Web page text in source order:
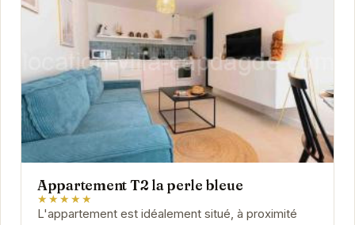
Appartement T2 la perle bleue
★★★★★
L'appartement est idéalement situé, à proximité